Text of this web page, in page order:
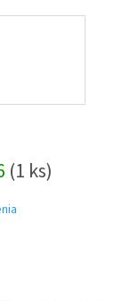
(1 ks)